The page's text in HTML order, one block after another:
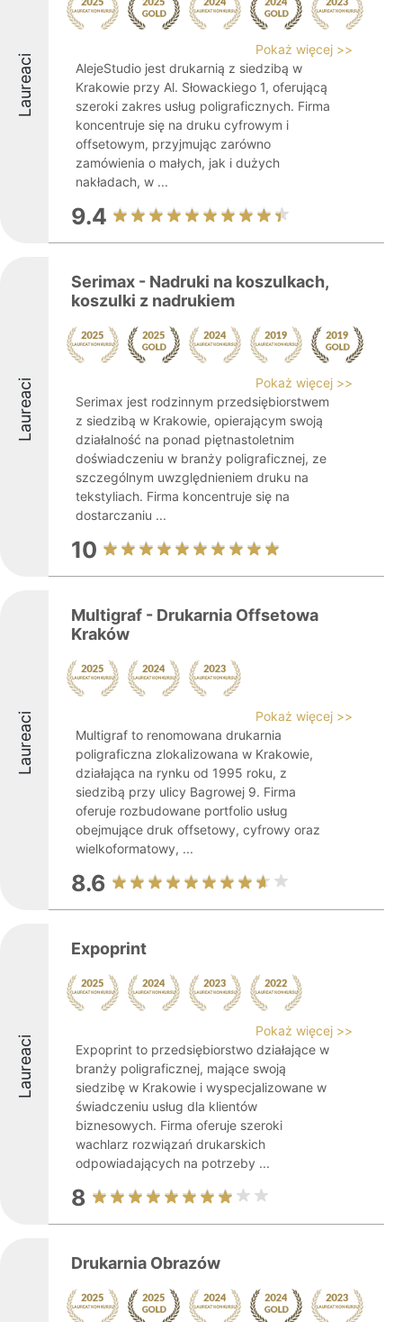
Laureaci
Pokaż więcej >>
AlejeStudio jest drukarnią z siedzibą w
Krakowie przy Al. Słowackiego 1, oferującą
szeroki zakres usług poligraficznych. Firma
koncentruje się na druku cyfrowym i
offsetowym, przyjmując zarówno
zamówienia o małych, jak i dużych
nakładach, w ...
9.4
Laureaci
Serimax - Nadruki na koszulkach,
koszulki z nadrukiem
Pokaż więcej >>
Serimax jest rodzinnym przedsiębiorstwem
z siedzibą w Krakowie, opierającym swoją
działalność na ponad piętnastoletnim
doświadczeniu w branży poligraficznej, ze
szczególnym uwzględnieniem druku na
tekstyliach. Firma koncentruje się na
dostarczaniu ...
10
Laureaci
Multigraf - Drukarnia Offsetowa
Kraków
Pokaż więcej >>
Multigraf to renomowana drukarnia
poligraficzna zlokalizowana w Krakowie,
działająca na rynku od 1995 roku, z
siedzibą przy ulicy Bagrowej 9. Firma
oferuje rozbudowane portfolio usług
obejmujące druk offsetowy, cyfrowy oraz
wielkoformatowy, ...
8.6
Laureaci
Expoprint
Pokaż więcej >>
Expoprint to przedsiębiorstwo działające w
branży poligraficznej, mające swoją
siedzibę w Krakowie i wyspecjalizowane w
świadczeniu usług dla klientów
biznesowych. Firma oferuje szeroki
wachlarz rozwiązań drukarskich
odpowiadających na potrzeby ...
8
Drukarnia Obrazów